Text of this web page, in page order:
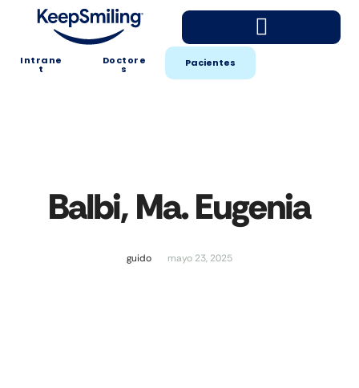
Intrane
t
Doctore
s Pacientes
Balbi, Ma. Eugenia
guido mayo 23, 2025